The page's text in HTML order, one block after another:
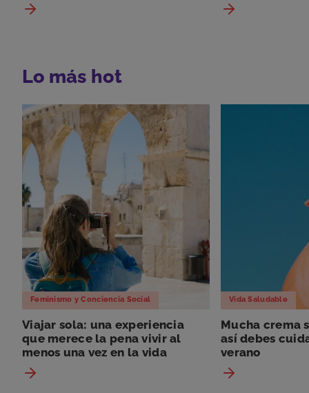
Lo más hot
Feminismo y Conciencia Social
Viajar sola: una experiencia
que merece la pena vivir al
menos una vez en la vida
Vida Saludable
Mucha crema
así debes
verano